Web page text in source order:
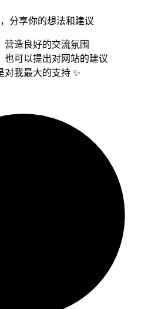
分享你的想法和建议
营造良好的交流氛围
也可以提出对网站的建议
我最大的支持 ✨